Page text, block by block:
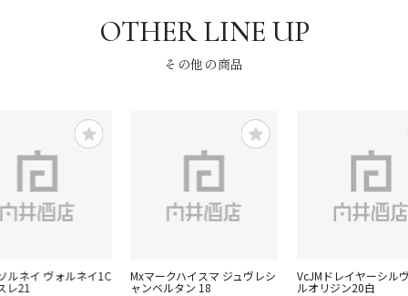
その他の商品
ルネイ ヴォルネイ1C
レ21
Mxマークハイスマ ジュヴレシ
ャンベルタン 18
VcJMドレイヤーシル
ルオリジン20白